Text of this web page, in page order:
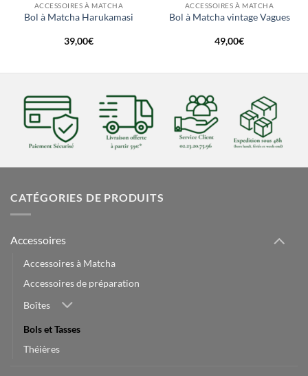
ACCESSOIRES À MATCHA
Bol à Matcha Harukamasi
39,00€
ACCESSOIRES À MATCHA
Bol à Matcha vintage Vagues
49,00€
CATÉGORIES DE PRODUITS
Accessoires
Accessoires à Matcha
Accessoires de préparation
Boîtes
Bols et Tasses
Théières